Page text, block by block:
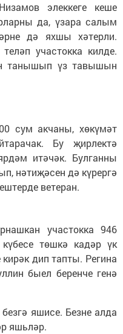
элеккеге кеше
да, үзара салым
дә яхшы хәтерли.
участокка килде.
танышып үз тавышын
сум акчаны, хөкүмәт
Бу җирлектә
итәчәк. Булганны
нәтиҗәсен дә күрергә
ветеран.
участокка 946
төшкә кадәр үк
дип тапты. Регина
быел беренче генә
яшисе. Безне алда
яшьләр.